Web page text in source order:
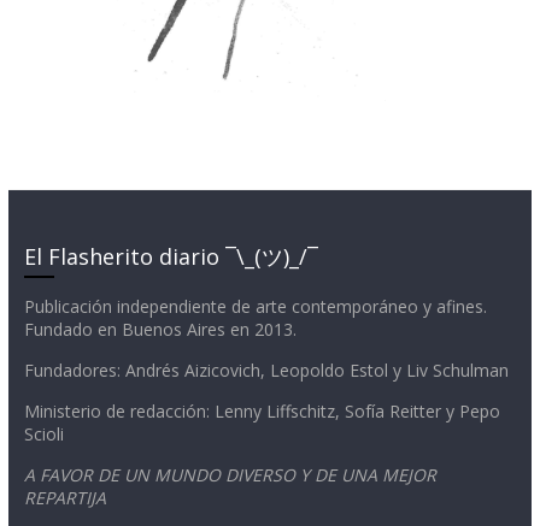
El Flasherito diario ¯\_(ツ)_/¯
Publicación independiente de arte contemporáneo y afines.
Fundado en Buenos Aires en 2013.
Fundadores: Andrés Aizicovich, Leopoldo Estol y Liv Schulman
Ministerio de redacción: Lenny Liffschitz, Sofía Reitter y Pepo
Scioli
A FAVOR DE UN MUNDO DIVERSO Y DE UNA MEJOR
REPARTIJA